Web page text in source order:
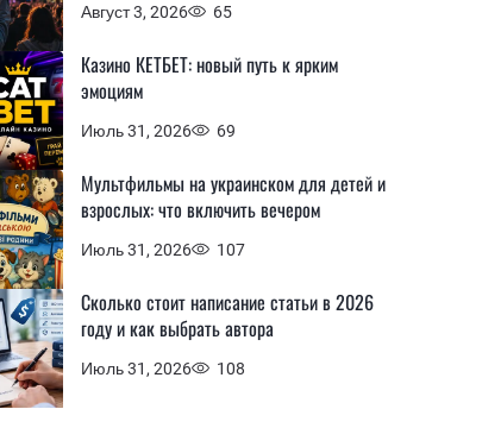
Август 3, 2026 65
Июль 31, 2026 69
Казино КЕТБЕТ: новый путь к ярким
эмоциям
Июль 31, 2026 107
Мультфильмы на украинском для детей и
взрослых: что включить вечером
Июль 31, 2026 108
Сколько стоит написание статьи в 2026
году и как выбрать автора